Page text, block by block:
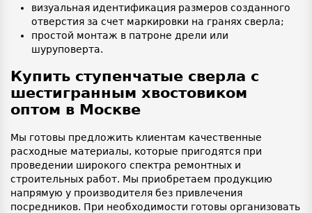
визуальная идентификация размеров созданного
отверстия за счет маркировки на гранях сверла;
простой монтаж в патроне дрели или
шуруповерта.
Купить ступенчатые сверла с
шестигранным хвостовиком
оптом в Москве
Мы готовы предложить клиентам качественные
расходные материалы, которые пригодятся при
проведении широкого спектра ремонтных и
строительных работ. Мы приобретаем продукцию
напрямую у производителя без привлечения
посредников. При необходимости готовы организовать